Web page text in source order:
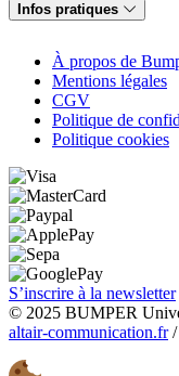
Infos pratiques
À propos de
Mentions légales
CGV
Politique de
Politique cookies
S’inscrire à la newsletter
© 2025 BUMPER
altair-communication.fr/